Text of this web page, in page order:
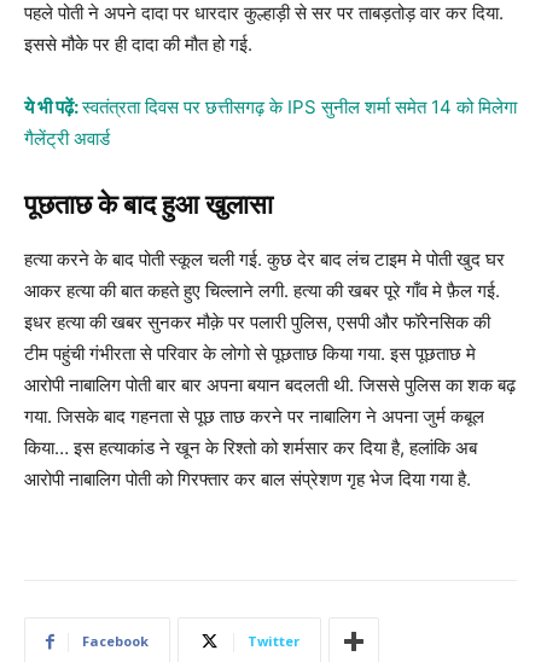
पहले पोती ने अपने दादा पर धारदार कुल्हाड़ी से सर पर ताबड़तोड़ वार कर दिया.
इससे मौके पर ही दादा की मौत हो गई.
ये भी पढ़ें:स्वतंत्रता दिवस पर छत्तीसगढ़ के IPS सुनील शर्मा समेत 14 को मिलेगा
गैलेंट्री अवार्ड
पूछताछ के बाद हुआ खुलासा
हत्या करने के बाद पोती स्कूल चली गई. कुछ देर बाद लंच टाइम मे पोती खुद घर
आकर हत्या की बात कहते हुए चिल्लाने लगी. हत्या की खबर पूरे गाँव मे फ़ैल गई.
इधर हत्या की खबर सुनकर मौक़े पर पलारी पुलिस, एसपी और फॉरेनसिक की
टीम पहुंची गंभीरता से परिवार के लोगो से पूछताछ किया गया. इस पूछताछ मे
आरोपी नाबालिग पोती बार बार अपना बयान बदलती थी. जिससे पुलिस का शक बढ़
गया. जिसके बाद गहनता से पूछ ताछ करने पर नाबालिग ने अपना जुर्म कबूल
किया… इस हत्याकांड ने खून के रिश्तो को शर्मसार कर दिया है, हलांकि अब
आरोपी नाबालिग पोती को गिरफ्तार कर बाल संप्रेशण गृह भेज दिया गया है.
Facebook Twitter